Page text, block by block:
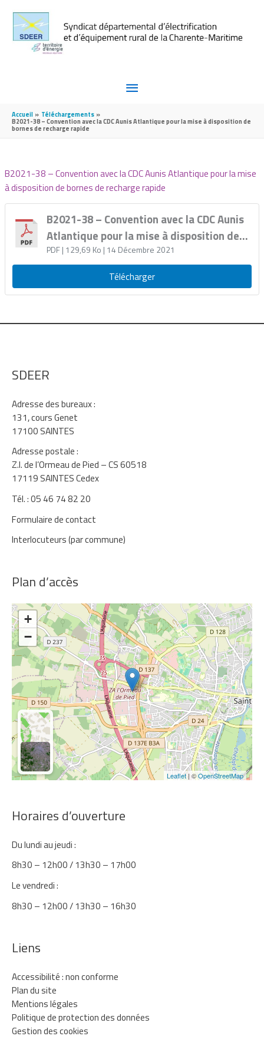
MENU
PRINCIPAL
Accueil Téléchargements
B2021-38 – Convention avec la CDC Aunis Atlantique pour la mise à disposition de
bornes de recharge rapide
B2021-38 – Convention avec la CDC Aunis Atlantique pour la mise
à disposition de bornes de recharge rapide
B2021-38 – Convention avec la CDC Aunis
Atlantique pour la mise à disposition de
bornes de recharge rapide
PDF| 129,69 Ko | 14 Décembre 2021
Télécharger
SDEER
Adresse des bureaux :
131, cours Genet
17100 SAINTES
Adresse postale :
Z.I. de l’Ormeau de Pied – CS 60518
17119 SAINTES Cedex
Tél. : 05 46 74 82 20
Formulaire de contact
Interlocuteurs (par commune)
Plan d’accès
+
−
Leaflet | ©OpenStreetMap
Horaires d’ouverture
Du lundi au jeudi :
8h30 – 12h00 / 13h30 – 17h00
Le vendredi :
8h30 – 12h00 / 13h30 – 16h30
Liens
Accessibilité : non conforme
Plan du site
Mentions légales
Politique de protection des données
Gestion des cookies